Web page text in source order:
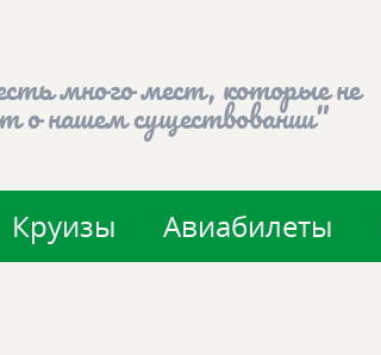
много мест, которые не
о нашем существовании"
Круизы Авиабилеты